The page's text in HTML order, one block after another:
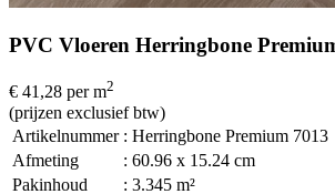
PVC Vloeren Herringbone
€ 41,28 per m2
(prijzen exclusief btw)
Artikelnummer : Herringbone Premium 7013
Afmeting
: 60.96 x 15.24 cm
Pakinhoud
: 3.345 m²